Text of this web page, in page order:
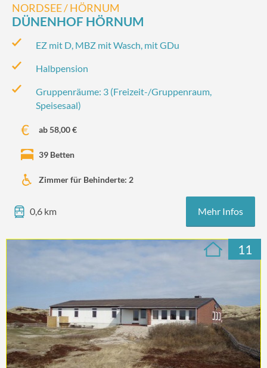
NORDSEE / HÖRNUM
DÜNENHOF HÖRNUM
EZ mit D, MBZ mit Wasch, mit GDu
Halbpension
Gruppenräume: 3 (Freizeit-/‌Gruppenraum,
Speisesaal)
ab 58,00 €
39 Betten
Zimmer für Behinderte: 2
0,6 km Mehr Infos
11